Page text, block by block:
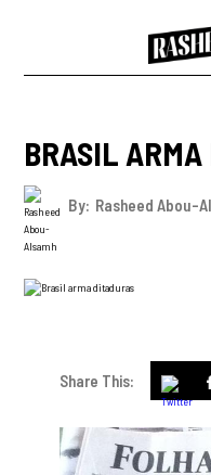
BRASIL ARMA
By: Rasheed Abou-
Share This: